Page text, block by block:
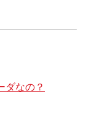
ダなの？